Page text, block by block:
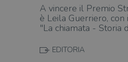
A vincere il Premio
è Leila Guerriero, con
"La chiamata - Storia
EDITORIA